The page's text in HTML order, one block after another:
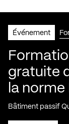
Événement
gratuite
la
Bâtiment passif